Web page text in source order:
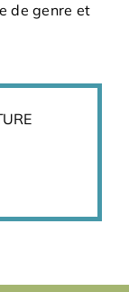
de genre et